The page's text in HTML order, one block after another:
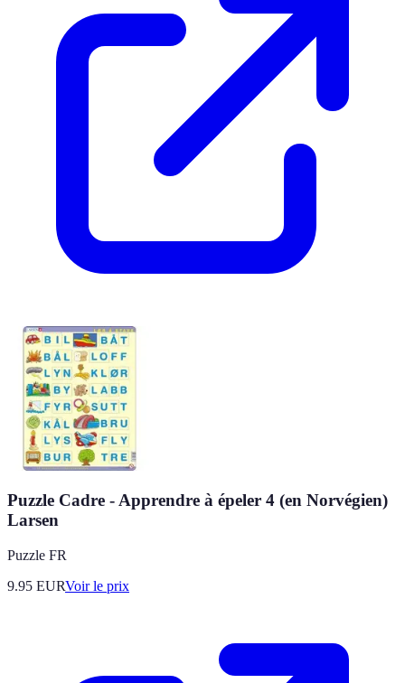
Puzzle Cadre - Apprendre à épeler 4 (en Norvégien)
Larsen
Puzzle FR
9.95 EURVoir le prix